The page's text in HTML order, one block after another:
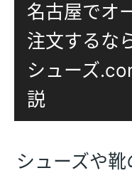
名古屋でオ
注文するな
シューズ
説
シューズや靴